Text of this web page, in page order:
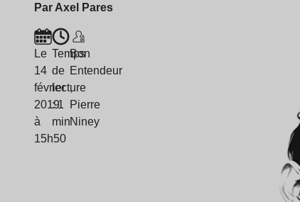
Par Axel Pares
Le
14
février
2019
à
15h50
Temps
de
lecture
: 1
min
Bon
Entendeur
,
Pierre
Niney